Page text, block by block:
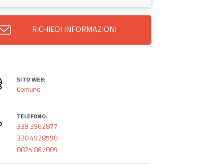
RICHIEDI INFORMAZIONI
SITO WEB:
Comune
TELEFONO:
339 3962877
320 4928590
0825 867009